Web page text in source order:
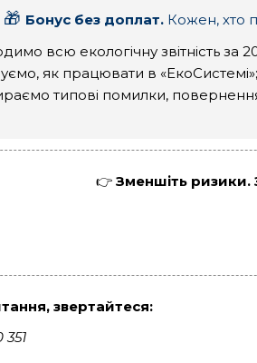
🎁 Бонус без доплат. Кожен, хто
всю екологічну звітність за
як працювати в «ЕкоСистемі»;
типові помилки,
👉 Зменшіть ризики.
звертайтеся: